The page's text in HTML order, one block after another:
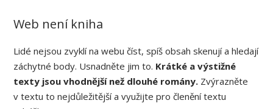
Web není kniha
Lidé nejsou zvyklí na webu číst, spíš obsah skenují a hledají
záchytné body. Usnadněte jim to. Krátké a výstižné
texty jsou vhodnější než dlouhé romány. Zvýrazněte
v textu to nejdůležitější a využijte pro členění textu